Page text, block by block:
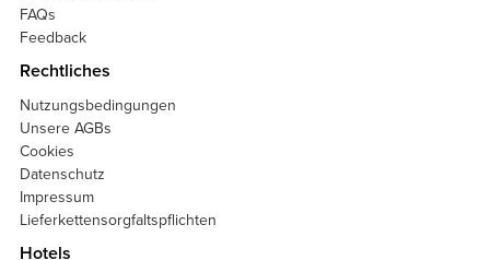
FAQs
Feedback
Rechtliches
Nutzungsbedingungen
Unsere AGBs
Cookies
Datenschutz
Impressum
Lieferkettensorgfaltspflichten
Hotels